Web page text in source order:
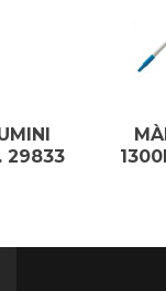
29833